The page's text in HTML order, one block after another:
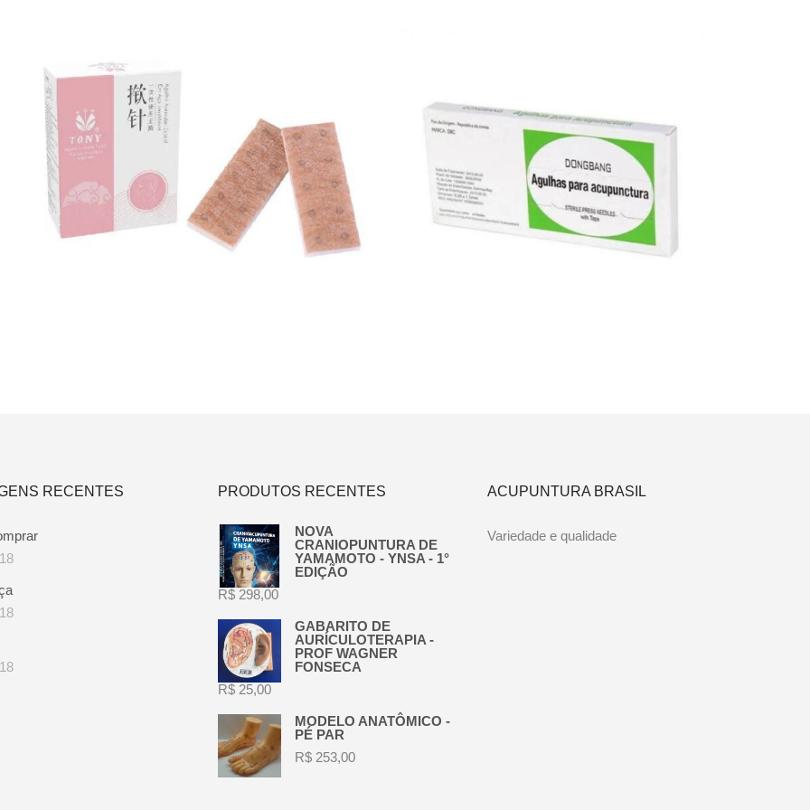
48,00
R$52,00
RECENTES PRODUTOS RECENTES
NOVA
CRANIOPUNTURA DE
YAMAMOTO - YNSA - 1°
EDIÇÃO
R$ 298,00
GABARITO DE
AURÍCULOTERAPIA -
PROF WAGNER
FONSECA
R$ 25,00
MODELO ANATÔMICO -
PÉ PAR
R$ 253,00
ACUPUNTURA BRASIL
Variedade e qualidade